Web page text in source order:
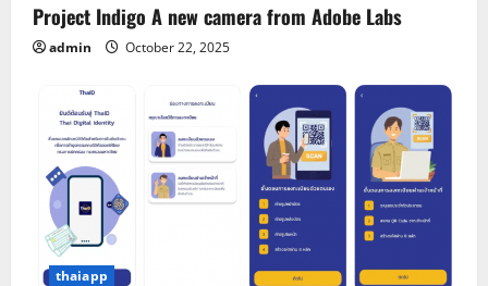
Project Indigo A new camera from Adobe Labs
admin October 22, 2025
thaiapp